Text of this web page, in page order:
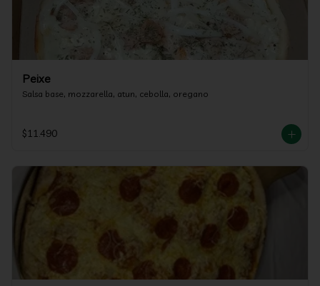
Peixe
Salsa base, mozzarella, atun, cebolla, oregano
$11.490